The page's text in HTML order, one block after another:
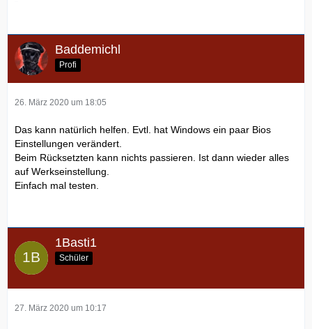
Baddemichl
Profi
26. März 2020 um 18:05
Das kann natürlich helfen. Evtl. hat Windows ein paar Bios
Einstellungen verändert.
Beim Rücksetzten kann nichts passieren. Ist dann wieder alles
auf Werkseinstellung.
Einfach mal testen.
1Basti1
Schüler
27. März 2020 um 10:17